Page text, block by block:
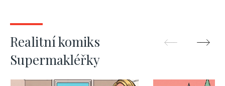
Realitní komiks
Supermakléřky